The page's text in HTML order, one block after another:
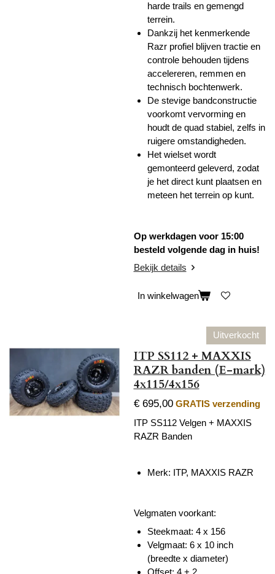
harde trails en gemengd
terrein.
Dankzij het kenmerkende
Razr profiel blijven tractie en
controle behouden tijdens
accelereren, remmen en
technisch bochtenwerk.
De stevige bandconstructie
voorkomt vervorming en
houdt de quad stabiel, zelfs in
ruigere omstandigheden.
Het wielset wordt
gemonteerd geleverd, zodat
je het direct kunt plaatsen en
meteen het terrein op kunt.
Op werkdagen voor 15:00
besteld volgende dag in huis!
Bekijk details
In winkelwagen
Uitverkocht
ITP SS112 + MAXXIS
RAZR banden (E-mark)
4x115/4x156
€ 695,00 GRATIS verzending
ITP SS112 Velgen + MAXXIS
RAZR Banden
Merk: ITP, MAXXIS RAZR
Velgmaten voorkant:
Steekmaat: 4 x 156
Velgmaat: 6 x 10 inch
(breedte x diameter)
Offset: 4 + 2